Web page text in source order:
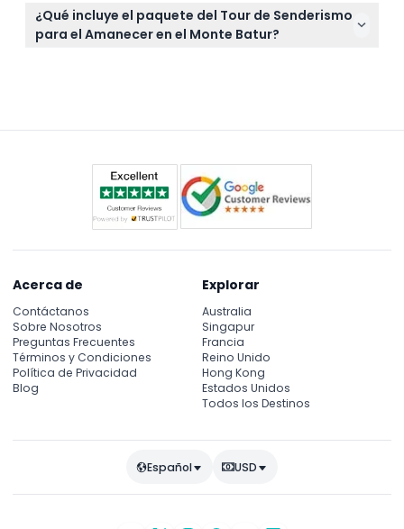
Este tour no es adecuado para personas mayores
de 65 años, mujeres embarazadas, usuarios de
¿Qué incluye el paquete del Tour de Senderismo
para el Amanecer en el Monte Batur?
Acerca de
Contáctanos
Sobre Nosotros
Preguntas Frecuentes
Términos y Condiciones
Política de Privacidad
Blog
Explorar
Australia
Singapur
Francia
Reino Unido
Hong Kong
Estados Unidos
Todos los Destinos
Español USD